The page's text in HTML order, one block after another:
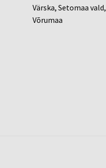
Värska, Setomaa vald,
Võrumaa